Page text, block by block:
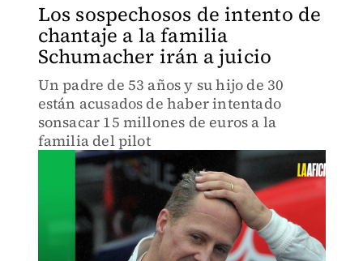
Los sospechosos de intento de
chantaje a la familia
Schumacher irán a juicio
Un padre de 53 años y su hijo de 30
están acusados de haber intentado
sonsacar 15 millones de euros a la
familia del pilot